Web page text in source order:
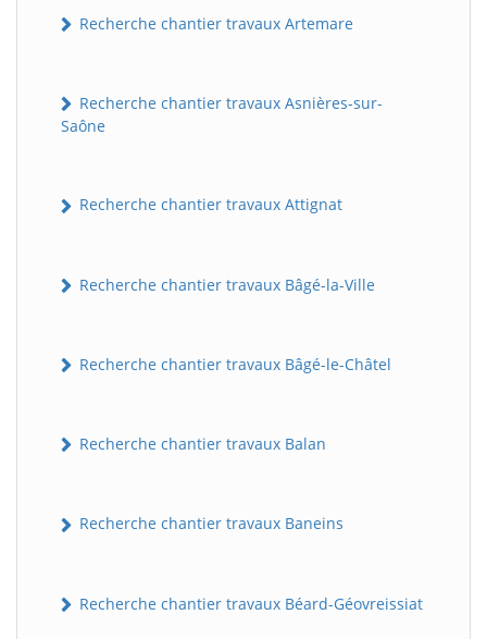
Recherche chantier travaux Artemare
Recherche chantier travaux Asnières-sur-
Saône
Recherche chantier travaux Attignat
Recherche chantier travaux Bâgé-la-Ville
Recherche chantier travaux Bâgé-le-Châtel
Recherche chantier travaux Balan
Recherche chantier travaux Baneins
Recherche chantier travaux Béard-Géovreissiat